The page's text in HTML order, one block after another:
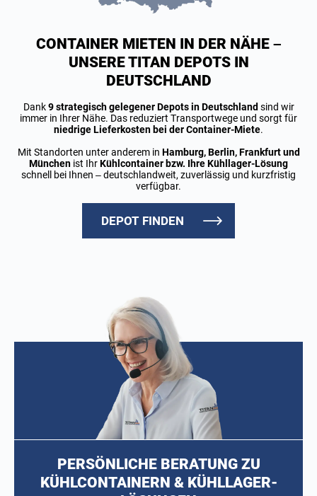
CONTAINER MIETEN IN DER NÄHE –
UNSERE TITAN DEPOTS IN
DEUTSCHLAND
Dank9 strategisch gelegener Depots in Deutschland sind wir
immer in Ihrer Nähe. Das reduziert Transportwege und sorgt für
niedrige Lieferkosten bei der Container-Miete.
Mit Standorten unter anderem in Hamburg, Berlin, Frankfurt und
München ist IhrKühlcontainer bzw. Ihre Kühllager-Lösung
schnell bei Ihnen – deutschlandweit, zuverlässig und kurzfristig
verfügbar.
DEPOT FINDEN
PERSÖNLICHE BERATUNG ZU
KÜHLCONTAINERN & KÜHLLAGER-